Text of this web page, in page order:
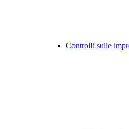
Controlli sulle